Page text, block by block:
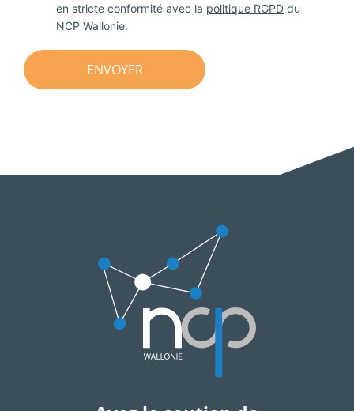
en stricte conformité avec la politique RGPD du
NCP Wallonie.